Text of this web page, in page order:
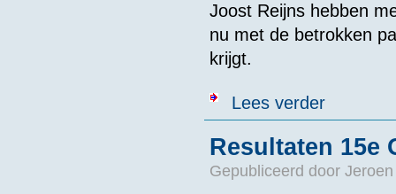
Joost Reijns hebben
nu met de betrokken
krijgt.
Lees verderover
Resultaten 15e
Gepubliceerd door